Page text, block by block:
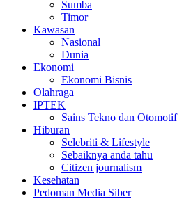
Sumba
Timor
Kawasan
Nasional
Dunia
Ekonomi
Ekonomi Bisnis
Olahraga
IPTEK
Sains Tekno dan Otomotif
Hiburan
Selebriti & Lifestyle
Sebaiknya anda tahu
Citizen journalism
Kesehatan
Pedoman Media Siber